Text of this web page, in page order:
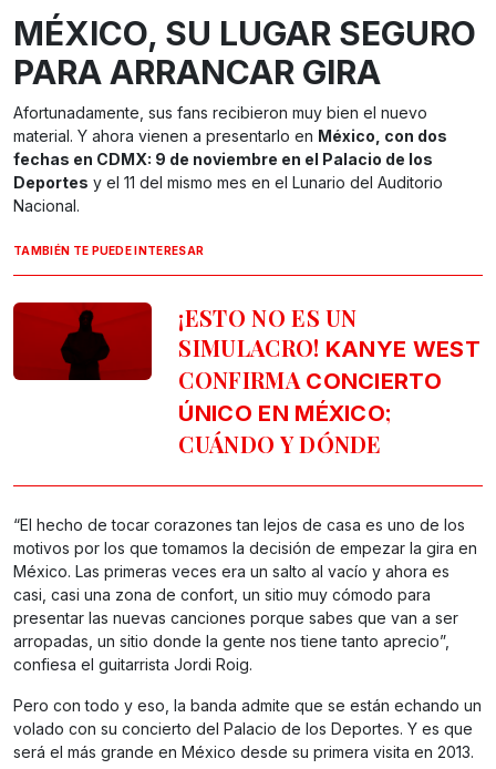
MÉXICO, SU LUGAR SEGURO
PARA ARRANCAR GIRA
Afortunadamente, sus fans recibieron muy bien el nuevo
material. Y ahora vienen a presentarlo en México, con dos
fechas en CDMX: 9 de noviembre en el Palacio de los
Deportes y el 11 del mismo mes en el Lunario del Auditorio
Nacional.
TAMBIÉN TE PUEDE INTERESAR
¡ESTO NO ES UN
SIMULACRO! KANYE WEST
CONFIRMACONCIERTO
ÚNICO EN MÉXICO;
CUÁNDO Y DÓNDE
“El hecho de tocar corazones tan lejos de casa es uno de los
motivos por los que tomamos la decisión de empezar la gira en
México. Las primeras veces era un salto al vacío y ahora es
casi, casi una zona de confort, un sitio muy cómodo para
presentar las nuevas canciones porque sabes que van a ser
arropadas, un sitio donde la gente nos tiene tanto aprecio”,
confiesa el guitarrista Jordi Roig.
Pero con todo y eso, la banda admite que se están echando un
volado con su concierto del Palacio de los Deportes. Y es que
será el más grande en México desde su primera visita en 2013.